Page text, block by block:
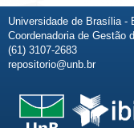
Universidade de Brasília -
Coordenadoria de Gestão
(61) 3107-2683
repositorio@unb.br